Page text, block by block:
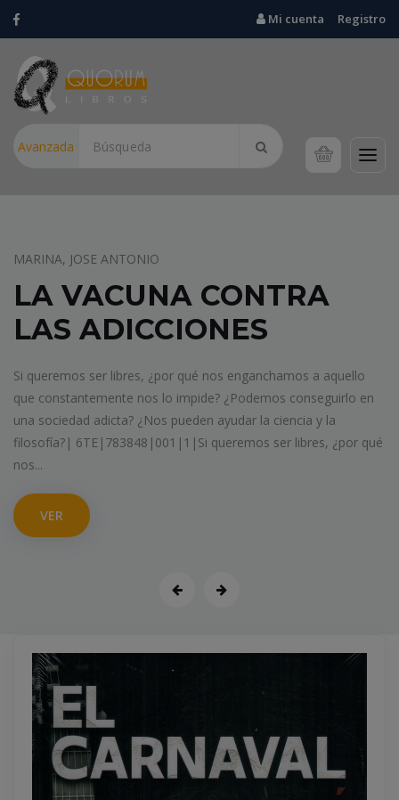
Mi cuenta Registro
Avanzada
OSEMAN, ALICE
ENTRELAZADOS.
Chico conoce a chico. Los chicos se hacen amigos. Los chicos
se enamoran.| 6TE|787282|001|1|Chico conoce a chico. Los
chicos se hacen amigos. Los chicos se enamoran.
VER